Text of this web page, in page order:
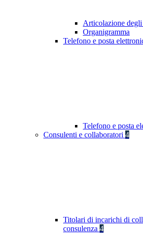
Articolazione
Organigramma
Telefono e posta
Telefono e posta
Consulenti e collaboratori 4
Titolari di incarichi di
consulenza 4